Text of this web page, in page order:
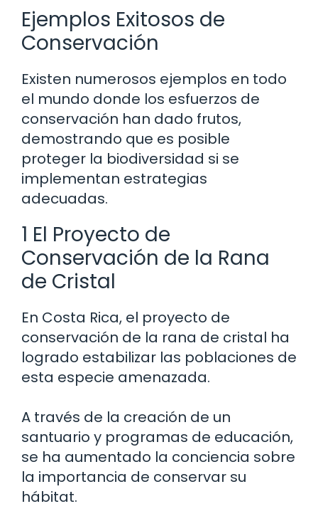
Ejemplos Exitosos de
Conservación
Existen numerosos ejemplos en todo
el mundo donde los esfuerzos de
conservación han dado frutos,
demostrando que es posible
proteger la biodiversidad si se
implementan estrategias
adecuadas.
1 El Proyecto de
Conservación de la Rana
de Cristal
En Costa Rica, el proyecto de
conservación de la rana de cristal ha
logrado estabilizar las poblaciones de
esta especie amenazada.
A través de la creación de un
santuario y programas de educación,
se ha aumentado la conciencia sobre
la importancia de conservar su
hábitat.